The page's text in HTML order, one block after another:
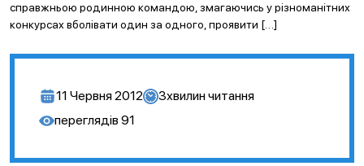
справжньою родинною командою, змагаючись у різноманітних
конкурсах вболівати один за одного, проявити […]
11 Червня 2012 3хвилин читання
переглядів 91